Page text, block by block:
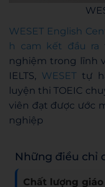
WESET English
h cam kết đầu ra
nghiệm trong lĩnh
IELTS, WESET tự
luyện thi TOEIC
viên đạt được ước
nghiệp
Những điều chỉ
Chất lượng